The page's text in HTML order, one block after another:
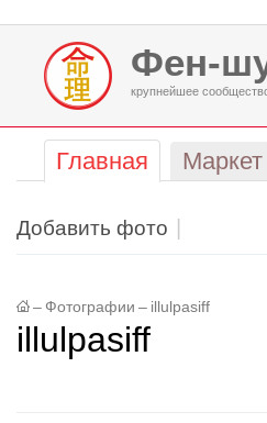
Фен-
крупнейшее
Главная Маркет
Добавить фото
– Фотографии – illulpasiff
illulpasiff